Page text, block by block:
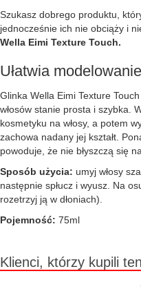
Szukasz dobrego produktu,
jednocześnie ich nie obciąży i
Wella Eimi Texture Touch.
Ułatwia
Glinka Wella Eimi Texture
włosów stanie prosta i szybka.
kosmetyku na włosy, a potem
zachowa nadany jej kształt.
powoduje, że nie błyszczą się
Sposób użycia: umyj włosy
następnie spłucz i wyusz. Na
rozetrzyj ją w dłoniach).
Pojemność: 75ml
Klienci, którzy kupili